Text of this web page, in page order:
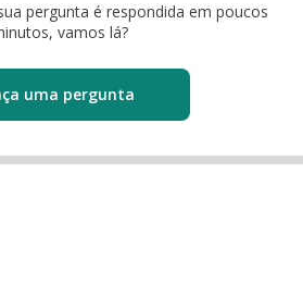
pergunta é respondida em poucos
vamos lá?
uma pergunta